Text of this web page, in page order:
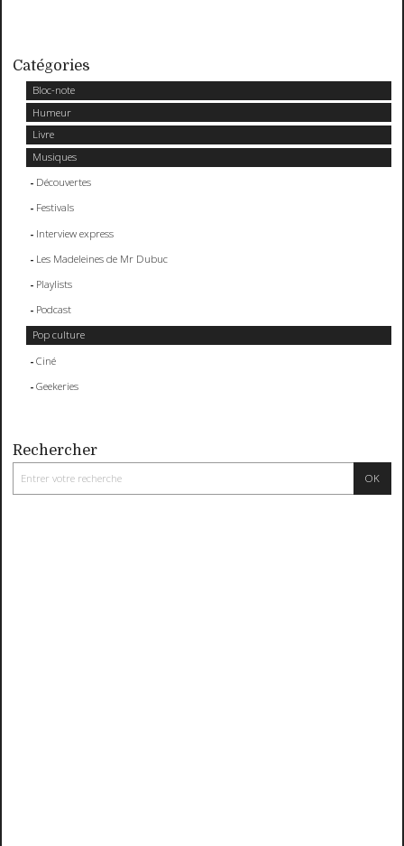
Catégories
Bloc-note
Humeur
Livre
Musiques
Découvertes
Festivals
Interview express
Les Madeleines de Mr Dubuc
Playlists
Podcast
Pop culture
Ciné
Geekeries
Rechercher